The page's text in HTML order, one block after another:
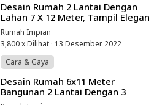
⁣Desain Rumah 2 Lantai Dengan
Lahan 7 X 12 Meter, Tampil Elegan
Dan Murah Biaya Bangunya
Rumah Impian
3,800 x Dilihat · 13 Desember 2022
Cara & Gaya
⁣Desain Rumah 6x11 Meter
Bangunan 2 Lantai Dengan 3
Kamar Tidur